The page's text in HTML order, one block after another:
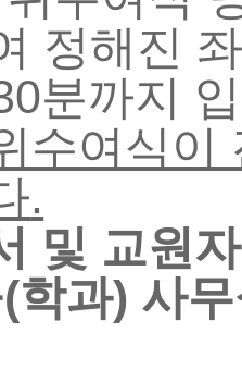
정해진
분까지
수여식이
.
및 교원
학과) 사